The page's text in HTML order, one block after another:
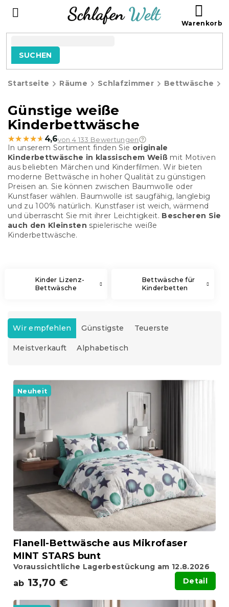
SUCHEN
Startseite Räume Schlafzimmer Bettwäsche
Günstige weiße
Kinderbettwäsche
★★★★★
★★★★★ 4,6von 4 133 Bewertungen
In unserem Sortiment finden Sie originale
Kinderbettwäsche in klassischem Weiß mit Motiven
aus beliebten Märchen und Kinderfilmen. Wir bieten
moderne Bettwäsche in hoher Qualität zu günstigen
Preisen an. Sie können zwischen Baumwolle oder
Kunstfaser wählen. Baumwolle ist saugfähig, langlebig
und zu 100% natürlich. Kunstfaser ist weich, wärmend
und überrascht Sie mit ihrer Leichtigkeit. Bescheren Sie
auch den Kleinsten spielerische weiße
Kinderbettwäsche.
Kinder Lizenz-
Bettwäsche
Bettwäsche für
Kinderbetten
P
o
d
e
n
g
Wir empfehlen Günstigste Teuerste
Meistverkauft Alphabetisch
L
e
o
k
Neuheit
Flanell-Bettwäsche aus Mikrofaser
MINT STARS bunt
Voraussichtliche Lagerbestückung am 12.8.2026
ab 13,70 € Detail